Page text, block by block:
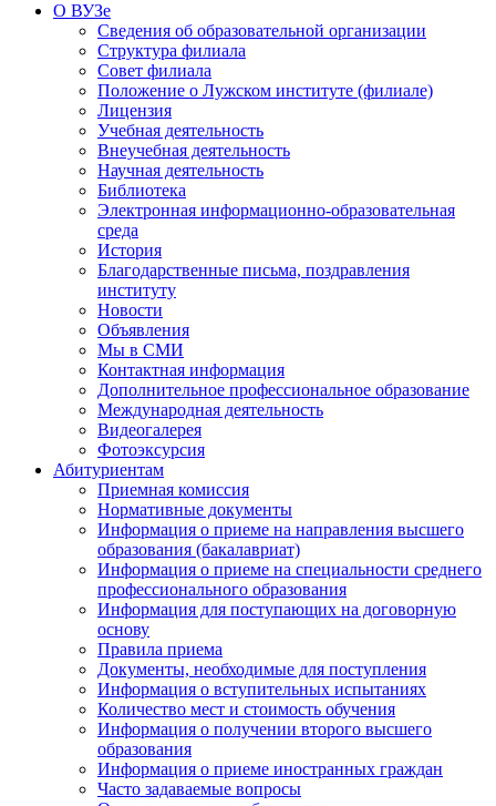
О ВУЗе
Сведения об образовательной организации
Структура филиала
Совет филиала
Положение о Лужском институте (филиале)
Лицензия
Учебная деятельность
Внеучебная деятельность
Научная деятельность
Библиотека
Электронная информационно-образовательная
среда
История
Благодарственные письма, поздравления
институту
Новости
Объявления
Мы в СМИ
Контактная информация
Дополнительное профессиональное образование
Международная деятельность
Видеогалерея
Фотоэксурсия
Абитуриентам
Приемная комиссия
Нормативные документы
Информация о приеме на направления высшего
образования (бакалавриат)
Информация о приеме на специальности среднего
профессионального образования
Информация для поступающих на договорную
основу
Правила приема
Документы, необходимые для поступления
Информация о вступительных испытаниях
Количество мест и стоимость обучения
Информация о получении второго высшего
образования
Информация о приеме иностранных граждан
Часто задаваемые вопросы